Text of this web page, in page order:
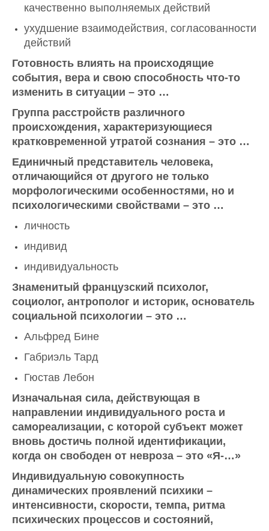
качественно выполняемых действий
ухудшение взаимодействия, согласованности
действий
Готовность влиять на происходящие
события, вера и свою способность что-то
изменить в ситуации – это …
Группа расстройств различного
происхождения, характеризующиеся
кратковременной утратой сознания – это …
Единичный представитель человека,
отличающийся от другого не только
морфологическими особенностями, но и
психологическими свойствами – это …
личность
индивид
индивидуальность
Знаменитый французский психолог,
социолог, антрополог и историк, основатель
социальной психологии – это …
Альфред Бине
Габриэль Тард
Гюстав Лебон
Изначальная сила, действующая в
направлении индивидуального роста и
самореализации, с которой субъект может
вновь достичь полной идентификации,
когда он свободен от невроза – это «Я-…»
Индивидуальную совокупность
динамических проявлений психики –
интенсивности, скорости, темпа, ритма
психических процессов и состояний,